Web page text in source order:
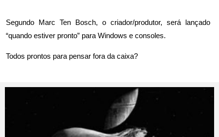
Segundo Marc Ten Bosch, o criador/produtor, será lançado
“quando estiver pronto” para Windows e consoles.
Todos prontos para pensar fora da caixa?